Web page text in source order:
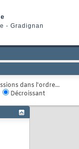
- Gradignan
dans l'ordre...
Décroissant